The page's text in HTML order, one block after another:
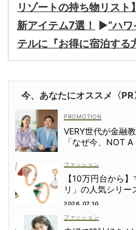
リゾートの持ち物リス
新アイテム7選！
▶︎”ハ
テルに『お得に宿泊する
今、あなたにオススメ〈PR
VERY世代が金融
「なぜ今、NOT A
ファッション
【10万円台から
リ」の人気シリー
2026.07.10
ファッション